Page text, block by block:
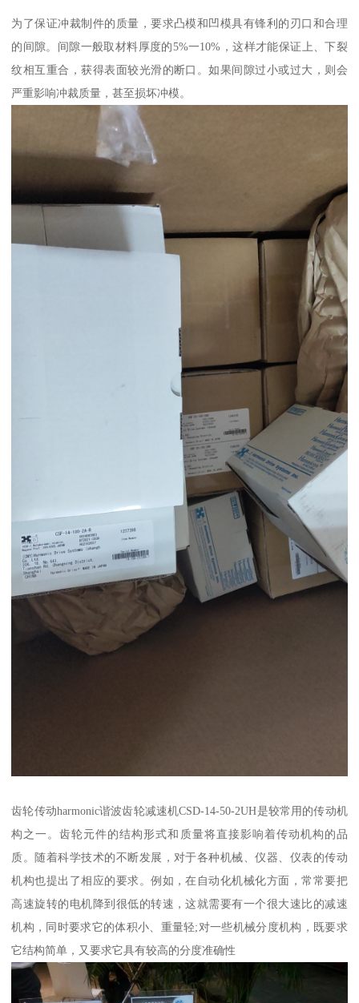
为了保证冲裁制件的质量，要求凸模和凹模具有锋利的刃口和合理
的间隙。间隙一般取材料厚度的5%一10%，这样才能保证上、下裂
纹相互重合，获得表面较光滑的断口。如果间隙过小或过大，则会
严重影响冲裁质量，甚至损坏冲模。
齿轮传动harmonic谐波齿轮减速机CSD-14-50-2UH是较常用的传动机
构之一。齿轮元件的结构形式和质量将直接影响着传动机构的品
质。随着科学技术的不断发展，对于各种机械、仪器、仪表的传动
机构也提出了相应的要求。例如，在自动化机械化方面，常常要把
高速旋转的电机降到很低的转速，这就需要有一个很大速比的减速
机构，同时要求它的体积小、重量轻;对一些机械分度机构，既要求
它结构简单，又要求它具有较高的分度准确性